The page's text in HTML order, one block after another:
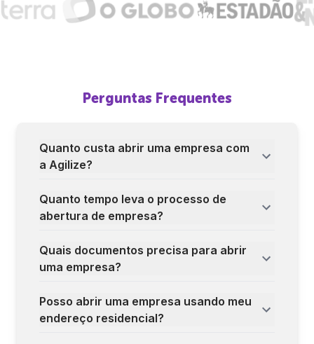
Perguntas Frequentes
Quanto custa abrir uma empresa com
a Agilize?
Quanto tempo leva o processo de
abertura de empresa?
Quais documentos precisa para abrir
uma empresa?
Posso abrir uma empresa usando meu
endereço residencial?